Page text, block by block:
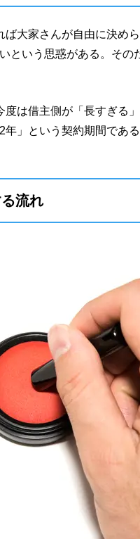
大家さんが自由に決め
という思惑がある。そ
は借主側が「長すぎる
」という契約期間であ
流れ